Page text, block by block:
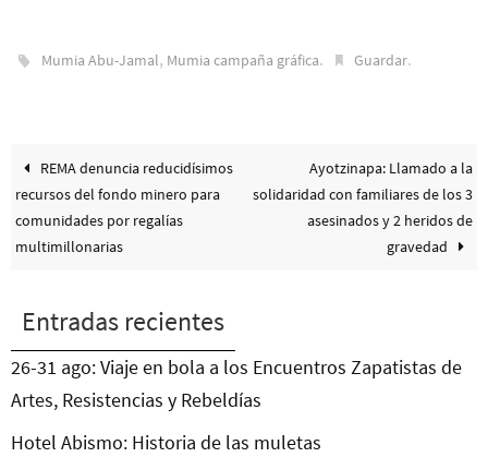
Mumia Abu-Jamal, Mumia campaña gráfica. Guardar.
REMA denuncia reducidísimos
recursos del fondo minero para
comunidades por regalías
multimillonarias
Ayotzinapa: Llamado a la
solidaridad con familiares de los 3
asesinados y 2 heridos de
gravedad
Entradas recientes
26-31 ago: Viaje en bola a los Encuentros Zapatistas de
Artes, Resistencias y Rebeldías
Hotel Abismo: Historia de las muletas